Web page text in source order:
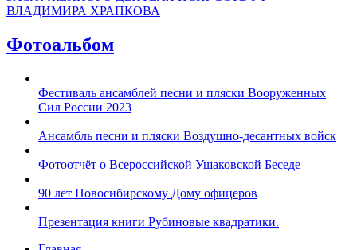
ВЛАДИМИРА ХРАПКОВА
Фотоальбом
Фестиваль ансамблей песни и пляски Вооруженных
Сил России 2023
Ансамбль песни и пляски Воздушно-десантных войск
Фотоотчёт о Всероссийской Ушаковской Беседе
90 лет Новосибирскому Дому офицеров
Презентация книги Рубиновые квадратики.